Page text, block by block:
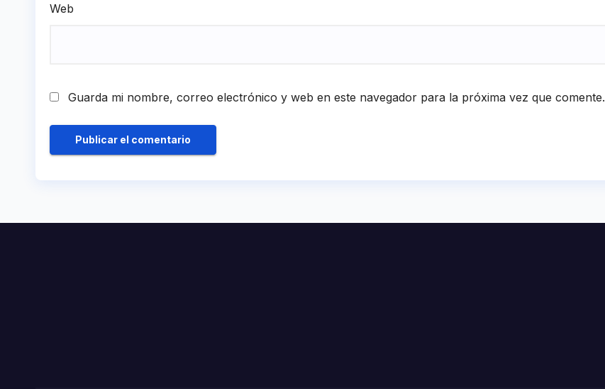
Web
Guarda mi nombre, correo electrónico y web en este navegador para la próxima vez que comente.